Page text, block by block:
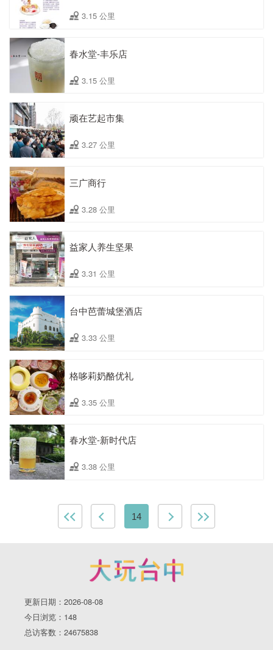
3.15 公里
春水堂-丰乐店
3.15 公里
顽在艺起市集
3.27 公里
三广商行
3.28 公里
益家人养生坚果
3.31 公里
台中芭蕾城堡酒店
3.33 公里
格哆莉奶酪优礼
3.35 公里
春水堂-新时代店
3.38 公里
14
更新日期：2026-08-08
今日浏览：148
总访客数：24675838